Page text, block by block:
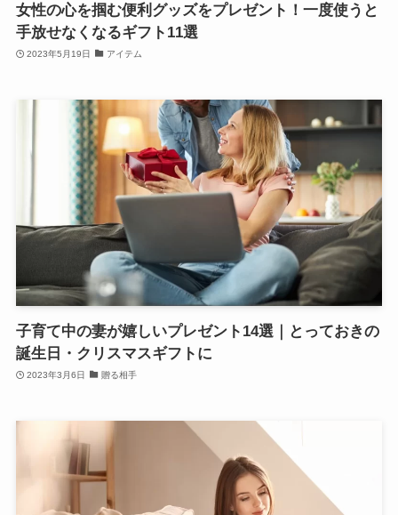
女性の心を掴む便利グッズをプレゼント！一度使うと
手放せなくなるギフト11選
2023年5月19日 アイテム
子育て中の妻が嬉しいプレゼント14選｜とっておきの
誕生日・クリスマスギフトに
2023年3月6日 贈る相手